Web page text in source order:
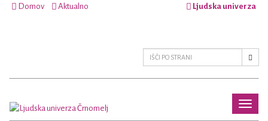
Domov Aktualno Ljudska univerza